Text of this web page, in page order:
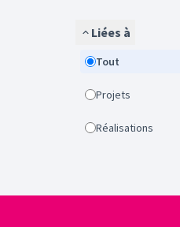
Liées à
Tout
Projets
Réalisations